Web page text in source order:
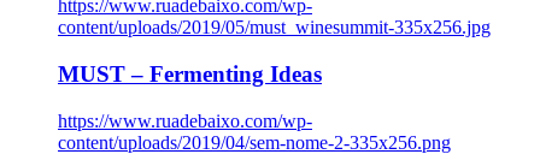
https://www.ruadebaixo.com/wp-
content/uploads/2019/05/must_winesummit-335x256.jpg
MUST – Fermenting Ideas
https://www.ruadebaixo.com/wp-
content/uploads/2019/04/sem-nome-2-335x256.png